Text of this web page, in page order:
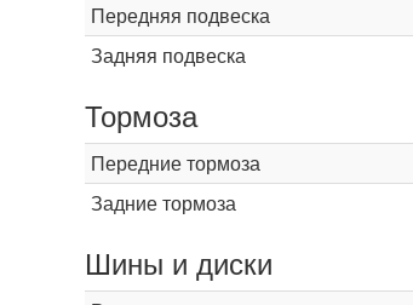
Передняя подвеска
Задняя подвеска
Тормоза
Передние тормоза
Задние тормоза
Шины и диски